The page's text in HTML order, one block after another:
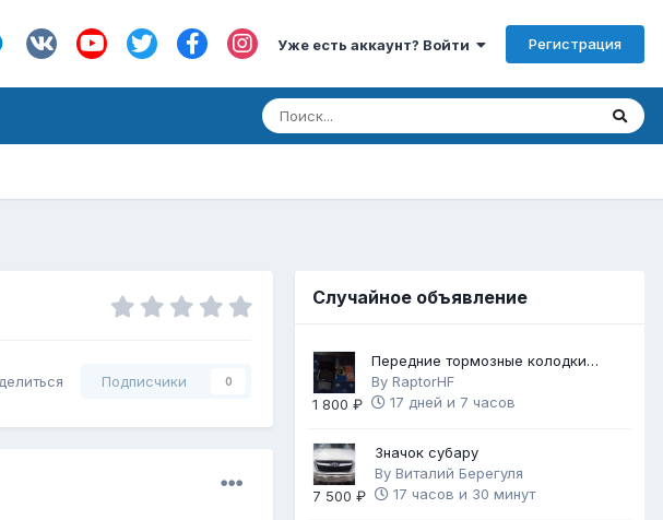
Уже есть аккаунт? Войти Регистрация
Подписчики 0
Случайное объявление
1 800 ₽
Передние тормозные колодки
Brembo Gold
By RaptorHF
17 дней и 7 часов
7 500 ₽
Значок субару
By Виталий Берегуля
17 часов и 30 минут